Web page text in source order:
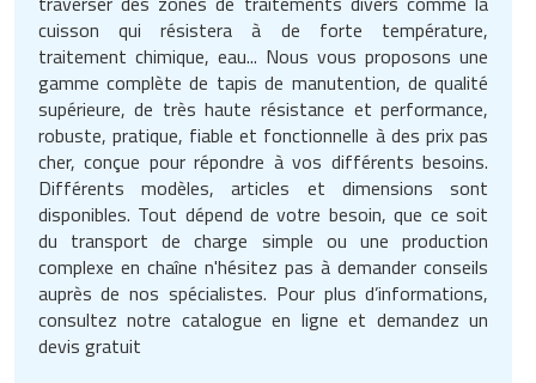
cuisson qui résistera à de forte température,
traitement chimique, eau... Nous vous proposons une
gamme complète de tapis de manutention, de qualité
supérieure, de très haute résistance et performance,
robuste, pratique, fiable et fonctionnelle à des prix pas
cher, conçue pour répondre à vos différents besoins.
Différents modèles, articles et dimensions sont
disponibles. Tout dépend de votre besoin, que ce soit
du transport de charge simple ou une production
complexe en chaîne n'hésitez pas à demander conseils
auprès de nos spécialistes. Pour plus d’informations,
consultez notre catalogue en ligne et demandez un
devis gratuit